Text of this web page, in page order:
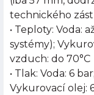
technického
• Teploty: Voda:
systémy);
vzduch: do 70°C
• Tlak: Voda: 6
Vykurovací olej: